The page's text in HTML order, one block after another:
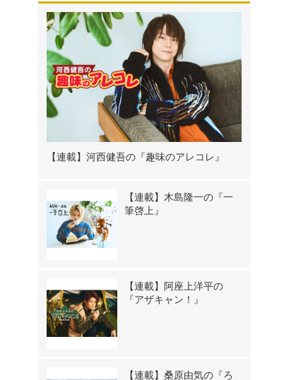
【連載】河西健吾の『趣味のアレコレ』
【連載】木島隆一の『一
筆啓上』
【連載】阿座上洋平の
『アザキャン！』
【連載】桑原由気の『ろ